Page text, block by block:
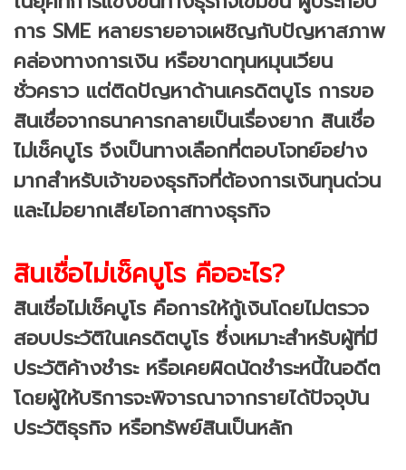
การ SME หลายรายอาจเผชิญกับปัญหาสภาพ
คล่องทางการเงิน หรือขาดทุนหมุนเวียน
ชั่วคราว แต่ติดปัญหาด้านเครดิตบูโร การขอ
สินเชื่อจากธนาคารกลายเป็นเรื่องยาก สินเชื่อ
ไม่เช็คบูโร จึงเป็นทางเลือกที่ตอบโจทย์อย่าง
มากสำหรับเจ้าของธุรกิจที่ต้องการเงินทุนด่วน
และไม่อยากเสียโอกาสทางธุรกิจ
สินเชื่อไม่เช็คบูโร คืออะไร?
สินเชื่อไม่เช็คบูโร คือการให้กู้เงินโดยไม่ตรวจ
สอบประวัติในเครดิตบูโร ซึ่งเหมาะสำหรับผู้ที่มี
ประวัติค้างชำระ หรือเคยผิดนัดชำระหนี้ในอดีต
โดยผู้ให้บริการจะพิจารณาจากรายได้ปัจจุบัน
ประวัติธุรกิจ หรือทรัพย์สินเป็นหลัก